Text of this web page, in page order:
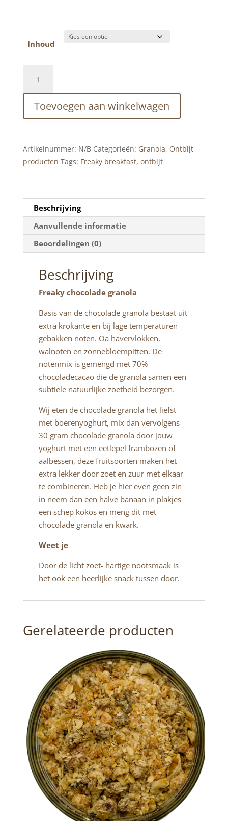
Inhoud
chocolade
granola
aantal
Toevoegen aan winkelwagen
Artikelnummer: N/B Categorieën: Granola, Ontbijt
producten Tags: Freaky breakfast, ontbijt
Beschrijving
Aanvullende informatie
Beoordelingen (0)
Beschrijving
Freaky chocolade granola
Basis van de chocolade granola bestaat uit
extra krokante en bij lage temperaturen
gebakken noten. Oa havervlokken,
walnoten en zonnebloempitten. De
notenmix is gemengd met 70%
chocoladecacao die de granola samen een
subtiele natuurlijke zoetheid bezorgen.
Wij eten de chocolade granola het liefst
met boerenyoghurt, mix dan vervolgens
30 gram chocolade granola door jouw
yoghurt met een eetlepel frambozen of
aalbessen, deze fruitsoorten maken het
extra lekker door zoet en zuur met elkaar
te combineren. Heb je hier even geen zin
in neem dan een halve banaan in plakjes
een schep kokos en meng dit met
chocolade granola en kwark.
Weet je
Door de licht zoet- hartige nootsmaak is
het ook een heerlijke snack tussen door.
Gerelateerde producten